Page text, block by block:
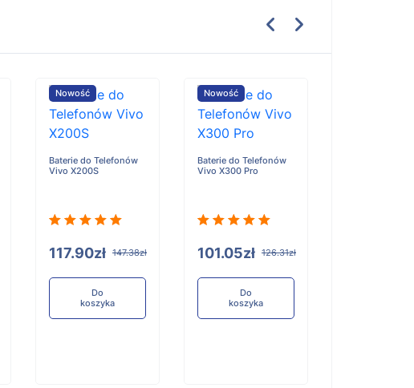
Nowość
Baterie do Telefonów
Vivo X200S
117.90zł 147.38zł
Do
koszyka
Nowość
Baterie do Telefonów
Vivo X300 Pro
101.05zł 126.31zł
Do
koszyka